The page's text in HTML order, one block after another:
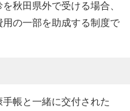
秋田県外で受ける場合、
の一部を助成する制度で
帳と一緒に交付された